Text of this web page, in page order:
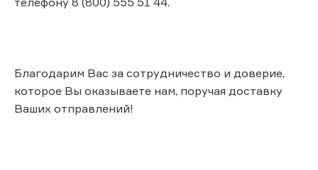
Благодарим Вас за сотрудничество и доверие,
которое Вы оказываете нам, поручая доставку
Ваших отправлений!